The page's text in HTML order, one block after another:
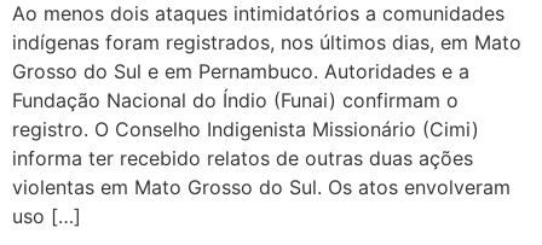
Ao menos dois ataques intimidatórios a comunidades
indígenas foram registrados, nos últimos dias, em Mato
Grosso do Sul e em Pernambuco. Autoridades e a
Fundação Nacional do Índio (Funai) confirmam o
registro. O Conselho Indigenista Missionário (Cimi)
informa ter recebido relatos de outras duas ações
violentas em Mato Grosso do Sul. Os atos envolveram
uso […]